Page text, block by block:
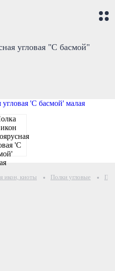
угловая "С басмой"
икон, киоты Полки угловые